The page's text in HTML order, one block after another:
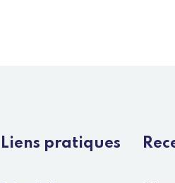
Liens pratiques